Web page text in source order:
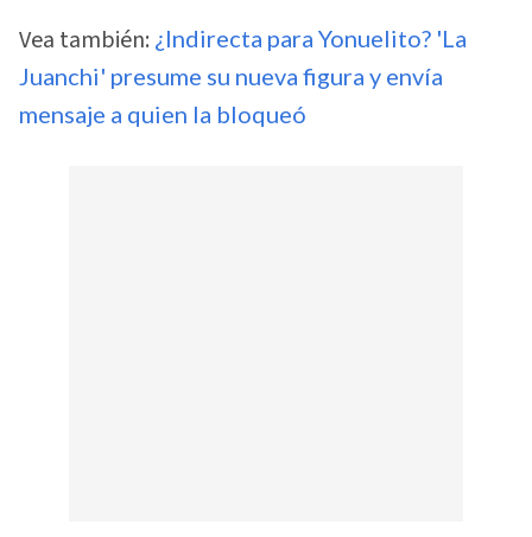
Vea también: ¿Indirecta para Yonuelito? 'La
Juanchi' presume su nueva figura y envía
mensaje a quien la bloqueó